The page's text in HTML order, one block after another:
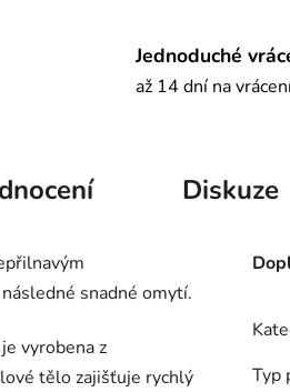
Jednoduché
až 14 dní na
Diskuze
snadné omytí.
vyrobena z
tělo zajišťuje rychlý
Typ